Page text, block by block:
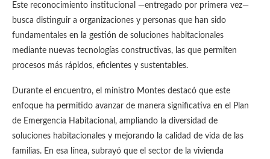
Este reconocimiento institucional —entregado por primera vez—
busca distinguir a organizaciones y personas que han sido
fundamentales en la gestión de soluciones habitacionales
mediante nuevas tecnologías constructivas, las que permiten
procesos más rápidos, eficientes y sustentables.
Durante el encuentro, el ministro Montes destacó que este
enfoque ha permitido avanzar de manera significativa en el Plan
de Emergencia Habitacional, ampliando la diversidad de
soluciones habitacionales y mejorando la calidad de vida de las
familias. En esa línea, subrayó que el sector de la vivienda